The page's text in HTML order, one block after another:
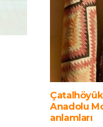
Anadolu
anlamları